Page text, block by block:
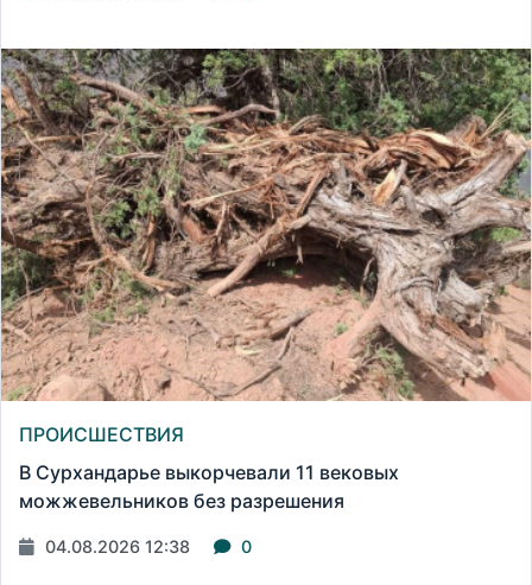
ПРОИСШЕСТВИЯ
В Сурхандарье выкорчевали 11 вековых
можжевельников без разрешения
04.08.2026 12:38 0